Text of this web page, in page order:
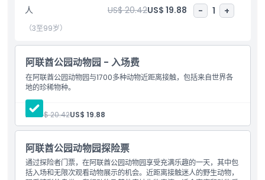
亮点
儿童成人政策
排除项
营业时间
人 US$ 20.42US$ 19.88 - 1 +
（3至99岁）
阿联酋公园动物园 - 入场费
在阿联酋公园动物园与1700多种动物近距离接触，包括来自世界各
地的珍稀物种。
人:US$ 20.42US$ 19.88
阿联酋公园动物园探险票
通过探险者门票，在阿联酋公园动物园享受充满乐趣的一天，其中包
括入场和无限次观看动物展示的机会。近距离接触迷人的野生动物，